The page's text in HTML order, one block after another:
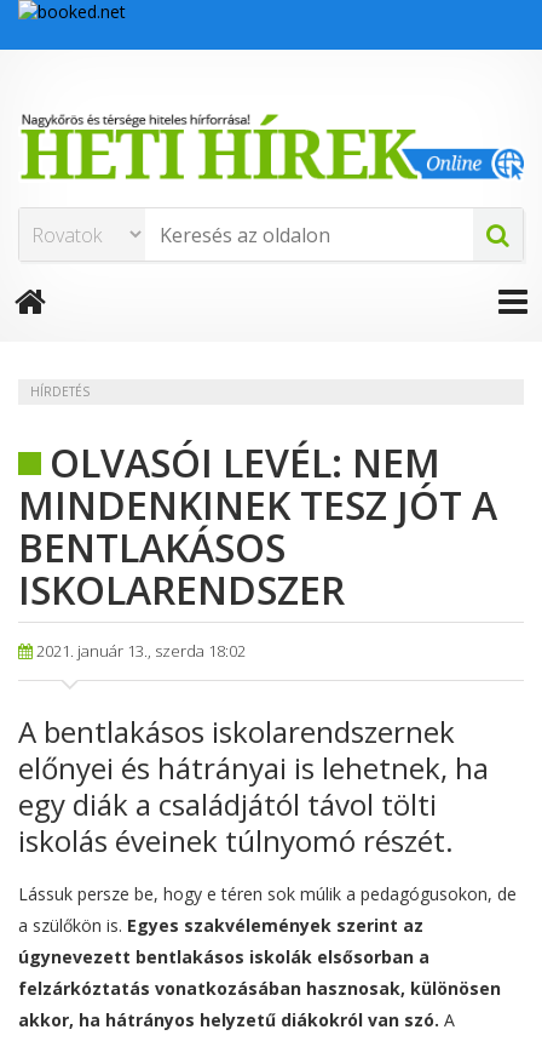
HÍRDETÉS
OLVASÓI LEVÉL: NEM
MINDENKINEK TESZ JÓT A
BENTLAKÁSOS
ISKOLARENDSZER
2021. január 13., szerda 18:02
A bentlakásos iskolarendszernek
előnyei és hátrányai is lehetnek, ha
egy diák a családjától távol tölti
iskolás éveinek túlnyomó részét.
Lássuk persze be, hogy e téren sok múlik a pedagógusokon, de
a szülőkön is. Egyes szakvélemények szerint az
úgynevezett bentlakásos iskolák elsősorban a
felzárkóztatás vonatkozásában hasznosak, különösen
akkor, ha hátrányos helyzetű diákokról van szó. A